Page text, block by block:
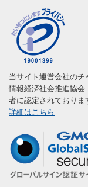
当サイト運営会社の
情報経済社会推進協
者に認定されておりま
詳細はこちら